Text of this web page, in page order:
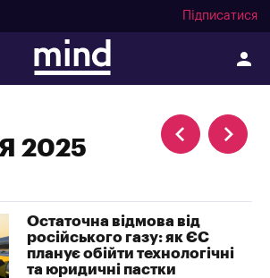
Підписатися
2025
Остаточна відмова від
російського газу: як ЄС
планує обійти технологічні
та юридичні пастки